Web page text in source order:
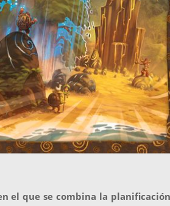
el que se combina la